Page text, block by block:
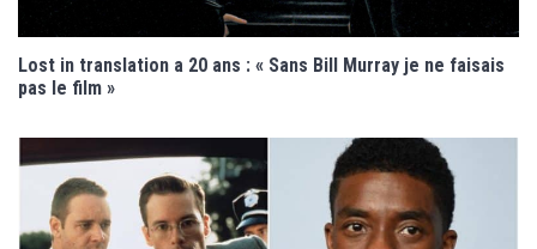
Lost in translation a 20 ans : « Sans Bill Murray je ne faisais
pas le film »